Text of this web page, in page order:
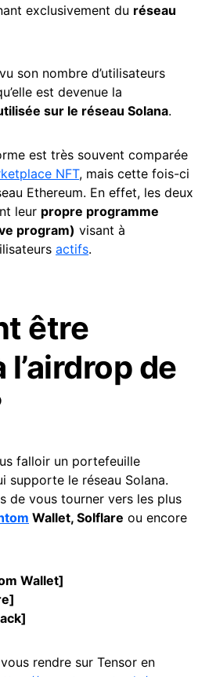
exclusivement du réseau
son nombre d’utilisateurs
est devenue la
sur le réseau Solana.
est très souvent comparée
NFT, mais cette fois-ci
Ethereum. En effet, les deux
leur propre programme
program) visant à
actifs.
être
de
falloir un portefeuille
supporte le réseau Solana.
de vous tourner vers les plus
Wallet, Solflare ou encore
Wallet]
]
]
rendre sur Tensor en